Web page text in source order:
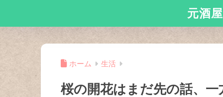
元酒
ホーム 生活
桜の開花はまだ先の話、